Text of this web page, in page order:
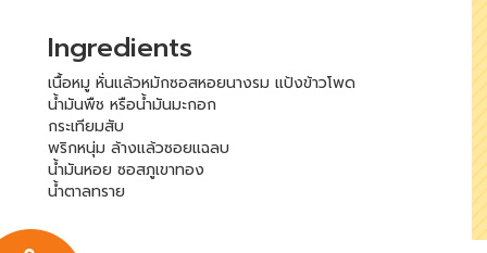
Ingredients
เนื้อหมู หั่นแล้วหมักซอสหอยนางรม แป้งข้าวโพด
น้ำมันพืช หรือน้ำมันมะกอก
กระเทียมสับ
พริกหนุ่ม ล้างแล้วซอยแฉลบ
น้ำมันหอย ซอสภูเขาทอง
น้ำตาลทราย